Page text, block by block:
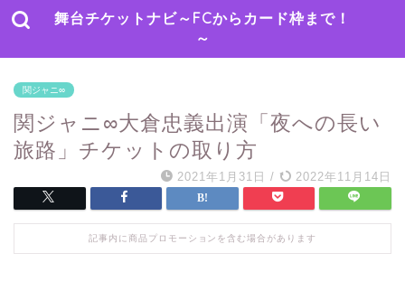
舞台チケットナビ～FCからカード枠まで！
～
関ジャニ∞
関ジャニ∞大倉忠義出演「夜への長い
旅路」チケットの取り方
2021年1月31日 / 2022年11月14日
記事内に商品プロモーションを含む場合があります